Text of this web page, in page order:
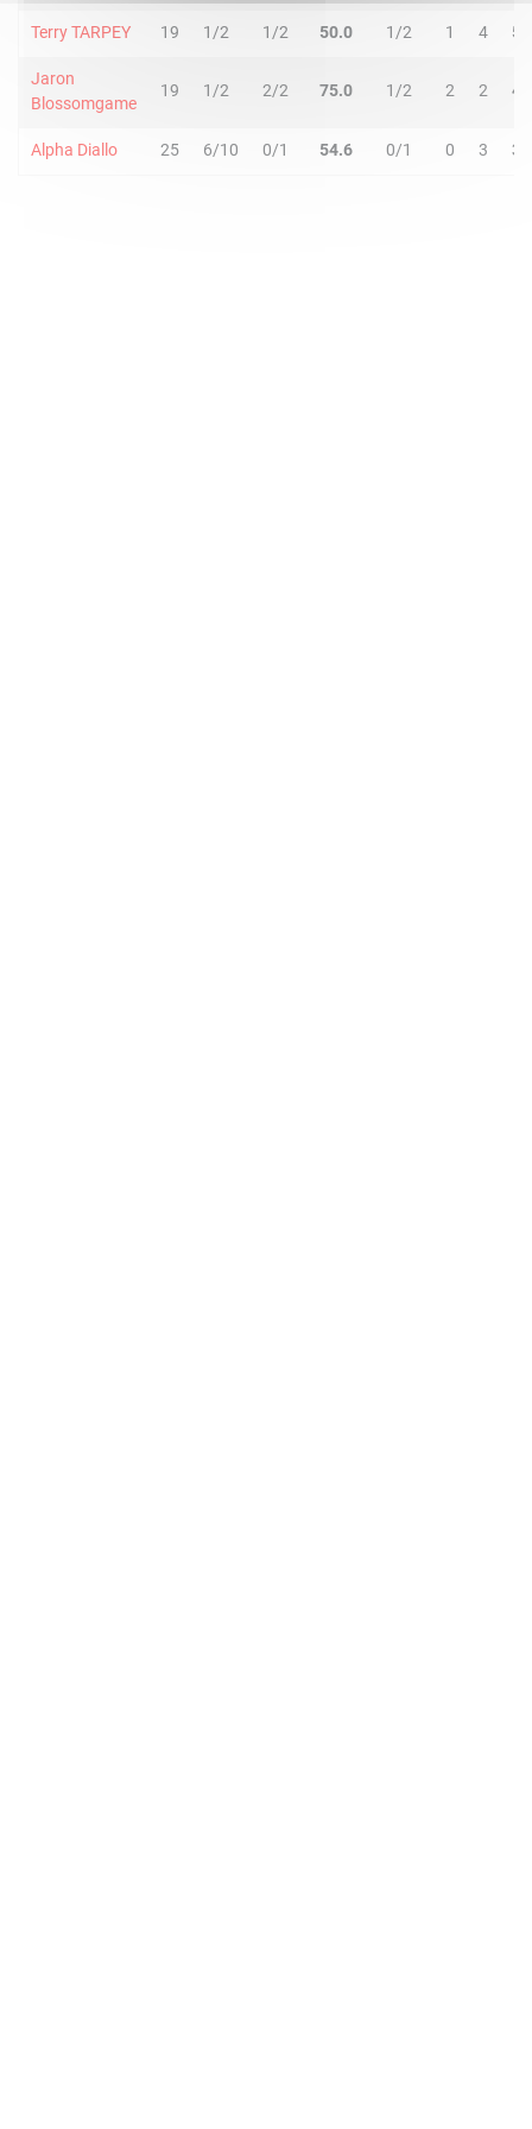
Terry TARPEY 19 1/2 1/2 50.0 1/2 1 4 5
Jaron
Blossomgame
19 1/2 2/2 75.0 1/2 2 2 4
Alpha Diallo 25 6/10 0/1 54.6 0/1 0 3 3